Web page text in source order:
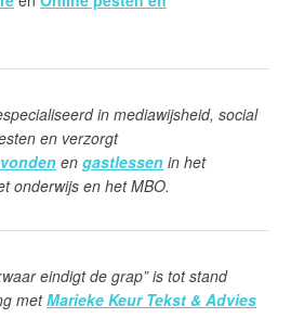
in mediawijsheid, social
en verzorgt
en gastlessen in het
onderwijs en het MBO.
eindigt de grap” is tot stand
metMarieke Keur Tekst & Advies